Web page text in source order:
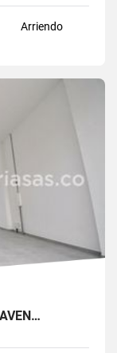
Arriendo